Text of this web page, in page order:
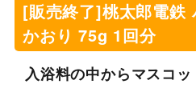
[販売終了]桃太郎電鉄
かおり 75g 1回分
入浴料の中からマスコッ